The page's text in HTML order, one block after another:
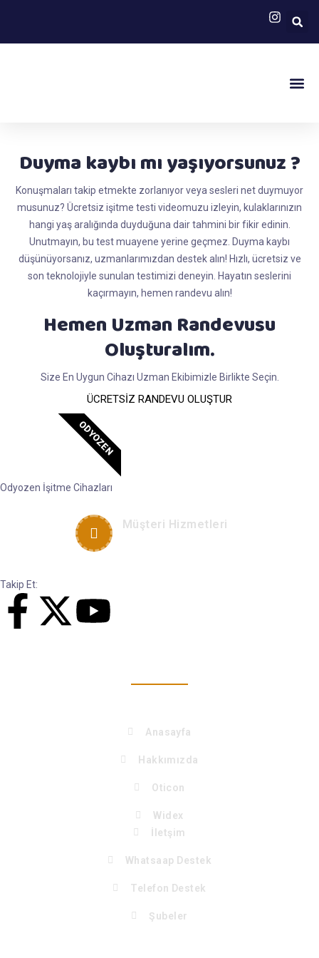
Duyma kaybı mı yaşıyorsunuz ?
Konuşmaları takip etmekte zorlanıyor veya sesleri net duymuyor
musunuz? Ücretsiz işitme testi videomuzu izleyin, kulaklarınızın
hangi yaş aralığında duyduğuna dair tahmini bir fikir edinin.
Unutmayın, bu test muayene yerine geçmez. Duyma kaybı
düşünüyorsanız, uzmanlarımızdan destek alın! Hızlı, ücretsiz ve
son teknolojiyle sunulan testimizi deneyin. Hayatın seslerini
kaçırmayın, hemen randevu alın!
Hemen Uzman Randevusu
Oluşturalım.
Size En Uygun Cihazı Uzman Ekibimizle Birlikte Seçin.
ÜCRETSİZ RANDEVU OLUŞTUR
ODYOZEN
Odyozen İşitme Cihazları
Müşteri Hizmetleri
Takip Et:
Anasayfa
Hakkımızda
Oticon
Widex
İletşim
Whatsaap Destek
Telefon Destek
Şubeler